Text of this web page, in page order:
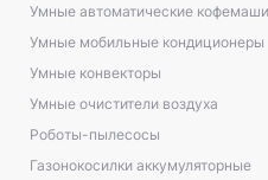
Умные автоматические
Умные мобильные кондиционеры
Умные конвекторы
Умные очистители воздуха
Роботы-пылесосы
Газонокосилки аккумуляторные